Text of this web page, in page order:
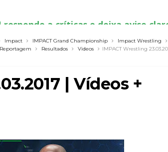
responde a críticas e deixa aviso
Bully Ray critica promo de Big Cass
Will Ospreay supera Mark
Impact IMPACT Grand Championship Impact Wrestling
Reportagem Resultados Videos
IMPACT Wrestling
| Vídeos +